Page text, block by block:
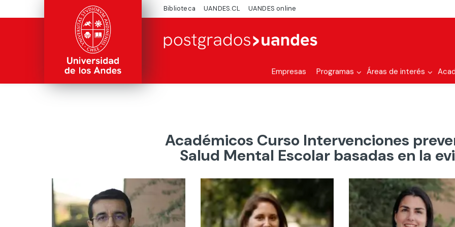
Biblioteca UANDES.CL UANDES online
Empresas Programas Áreas de interés
Académicos Curso Intervenciones
Salud Mental Escolar basadas en la